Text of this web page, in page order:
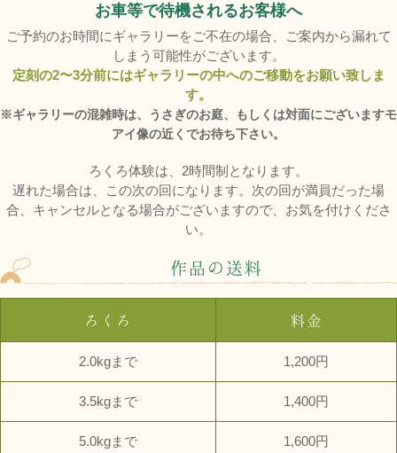
お車等で待機されるお客様へ
ご予約のお時間にギャラリーをご不在の場合、ご案内から漏れて
しまう可能性がございます。
定刻の2〜3分前にはギャラリーの中へのご移動をお願い致しま
す。
※ギャラリーの混雑時は、うさぎのお庭、もしくは対面にございますモ
アイ像の近くでお待ち下さい。
ろくろ体験は、2時間制となります。
遅れた場合は、この次の回になります。次の回が満員だった場
合、キャンセルとなる場合がございますので、お気を付けくださ
い。
作品の送料
ろくろ 料金
2.0kgまで 1,200円
3.5kgまで 1,400円
5.0kgまで 1,600円